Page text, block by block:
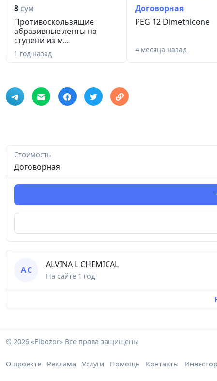
8 сум
Противоскользящие
абразивные ленты на
ступени из м...
1 год назад
Договорная
PEG 12 Dimethicone
4 месяца назад
Стоимость
Договорная
A С
ALVINA L СHEMICAL
На сайте 1 год
© 2026 «Elbozor» Все права защищены
О проекте Реклама Услуги Помощь Контакты